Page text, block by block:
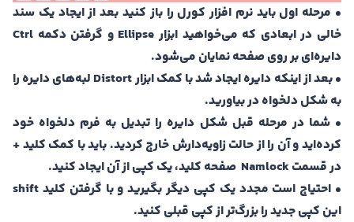
• مرحله اول باید نرم افزار کورل را باز کنید بعد از ایجاد یک سند
خالی در ابعادی که می‌خواهید ابزار Ellipse و گرفتن دکمه Ctrl
دایره‌ای بر روی صفحه نمایان می‌شود.
• بعد از اینکه دایره ایجاد شد با کمک ابزار Distort لبه‌های دایره را
به شکل دلخواه در بیاورید.
• شما در مرحله قبل شکل دایره‌ را تبدیل به فرم دلخواه خود
کرده‌اید و آن را از حالت زاویه‌دارش خارج کردید. باید با کمک کلید +
در قسمت Namlock صفحه کلید، یک کپی از آن ایجاد کنید.
• احتیاج است مجدد یک کپی دیگر بگیرید و با گرفتن کلید shift
این کپی جدید را بزرگ‌تر از کپی قبلی کنید.